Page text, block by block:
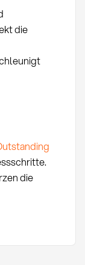
die
die